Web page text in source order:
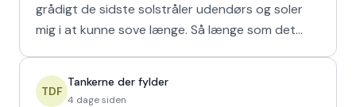
grådigt de sidste solstråler udendørs og soler
mig i at kunne sove længe. Så længe som det
TDF
Tankerne der fylder
4 dage siden